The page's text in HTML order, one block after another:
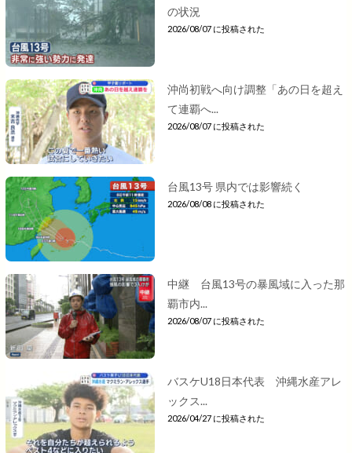
の状況
2026/08/07 に投稿された
沖尚初戦へ向け調整「あの日を超え
て連覇へ...
2026/08/07 に投稿された
台風13号 県内では影響続く
2026/08/08 に投稿された
中継 台風13号の暴風域に入った那
覇市内...
2026/08/07 に投稿された
バスケU18日本代表 沖縄水産アレ
ックス...
2026/04/27 に投稿された